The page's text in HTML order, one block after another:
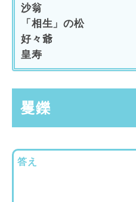
沙翁
「相生」の松
好々爺
皇寿
矍鑠
答え